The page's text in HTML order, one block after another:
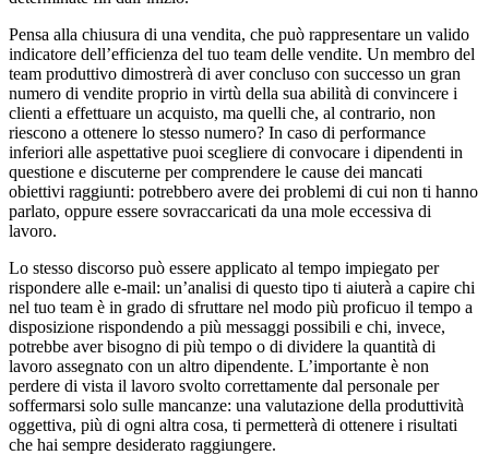
Pensa alla chiusura di una vendita, che può rappresentare un valido
indicatore dell’efficienza del tuo team delle vendite. Un membro del
team produttivo dimostrerà di aver concluso con successo un gran
numero di vendite proprio in virtù della sua abilità di convincere i
clienti a effettuare un acquisto, ma quelli che, al contrario, non
riescono a ottenere lo stesso numero? In caso di performance
inferiori alle aspettative puoi scegliere di convocare i dipendenti in
questione e discuterne per comprendere le cause dei mancati
obiettivi raggiunti: potrebbero avere dei problemi di cui non ti hanno
parlato, oppure essere sovraccaricati da una mole eccessiva di
lavoro.
Lo stesso discorso può essere applicato al tempo impiegato per
rispondere alle e-mail: un’analisi di questo tipo ti aiuterà a capire chi
nel tuo team è in grado di sfruttare nel modo più proficuo il tempo a
disposizione rispondendo a più messaggi possibili e chi, invece,
potrebbe aver bisogno di più tempo o di dividere la quantità di
lavoro assegnato con un altro dipendente. L’importante è non
perdere di vista il lavoro svolto correttamente dal personale per
soffermarsi solo sulle mancanze: una valutazione della produttività
oggettiva, più di ogni altra cosa, ti permetterà di ottenere i risultati
che hai sempre desiderato raggiungere.